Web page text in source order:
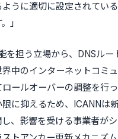
うに適切に設定されてい
」
を担う立場から、DNSルー
中のインターネットコミ
ールオーバーの調整を行っ
に抑えるため、ICANNは
、影響を受ける事業者が